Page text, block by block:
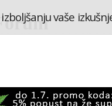
vaše